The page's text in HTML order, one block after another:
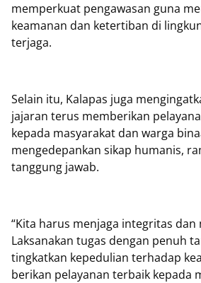
memperkuat pengawasan guna
keamanan dan ketertiban di
terjaga.
Selain itu, Kalapas juga
jajaran terus memberikan
kepada masyarakat dan warga
mengedepankan sikap humanis,
tanggung jawab.
“Kita harus menjaga integritas
Laksanakan tugas dengan penuh
tingkatkan kepedulian terhadap
berikan pelayanan terbaik kepada